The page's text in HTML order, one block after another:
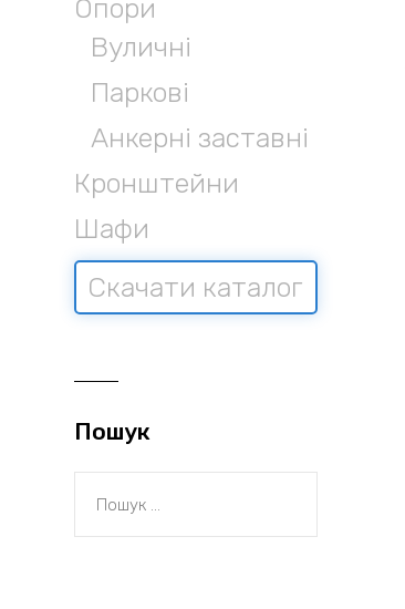
Опори
Вуличні
Паркові
Анкерні заставні
Кронштейни
Шафи
Скачати каталог
Пошук